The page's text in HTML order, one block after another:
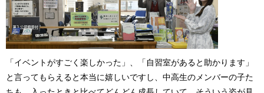
「イベントがすごく楽しかった」、「自習室があると助かります」
と言ってもらえると本当に嬉しいですし、中高生のメンバーの子た